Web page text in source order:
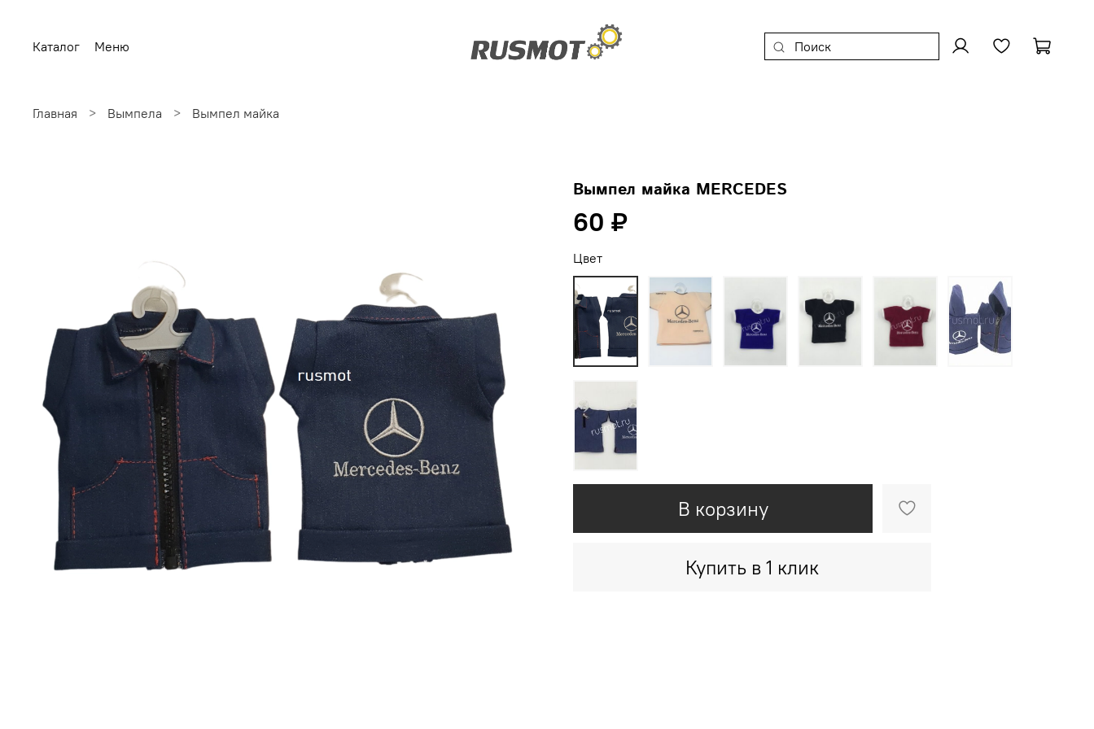
Каталог Меню
Главная Вымпела Вымпел майка
Вымпел майка MERCEDES
60 ₽
В корзину
Купить в 1 клик
Цвет